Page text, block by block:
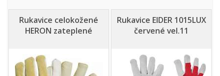
Rukavice celokožené
HERON zateplené
Rukavice EIDER 1015LUX
červené vel.11